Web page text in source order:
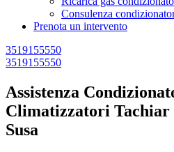
Consulenza
Prenota un intervento
3519155550
3519155550
Assistenza
Climatizzatori Tachiar
Susa